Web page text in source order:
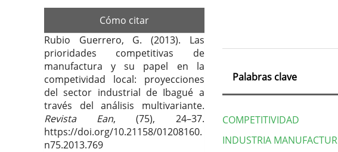
Cómo citar
Rubio Guerrero, G. (2013). Las
prioridades competitivas de
manufactura y su papel en la
competividad local: proyecciones
del sector industrial de Ibagué a
través del análisis multivariante.
Revista Ean, (75), 24–37.
https://doi.org/10.21158/01208160.
n75.2013.769
Palabras clave
COMPETITIVIDAD
INDUSTRIA